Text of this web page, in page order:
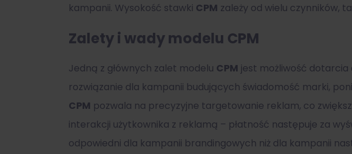
kampanii. Wysokość stawki CPM zależy od wielu czynników,
Zalety i wady modelu CPM
Jedną z głównych zalet modelu CPM jest możliwość dotarcia
rozwiązanie dla kampanii budujących świadomość marki,
CPM pozwala na precyzyjne targetowanie reklam, co
interakcji użytkownika z reklamą – płatność następuje za
odpowiedni dla kampanii brandingowych niż dla kampanii